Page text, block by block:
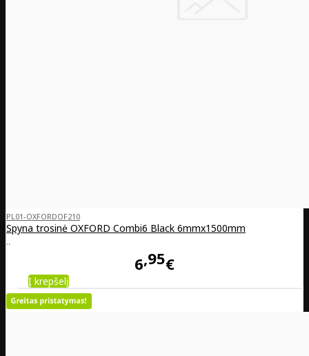
PL01-OXFORDOF210
Spyna trosinė OXFORD Combi6 Black 6mmx1500mm
..
6 95€
Į krepšelį